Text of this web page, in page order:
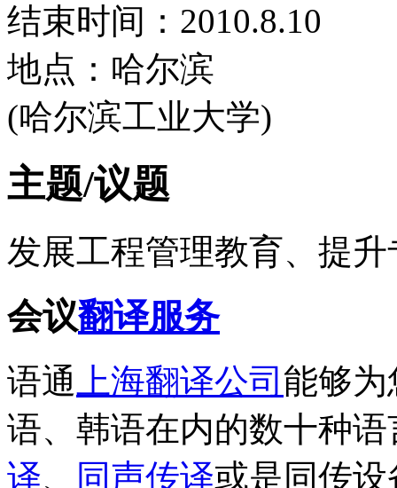
结束时间：2010.8.10
地点：哈尔滨
(哈尔滨工业大学)
主题/议题
发展工程管理教育、提
会议翻译服务
语通 上海翻译公司 能够
语、韩语在内的数十种语
译、 同声传译或是同传